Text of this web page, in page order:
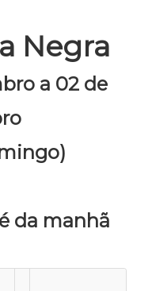
Negra
a 02 de
da manhã